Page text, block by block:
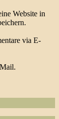
Website in
via E-